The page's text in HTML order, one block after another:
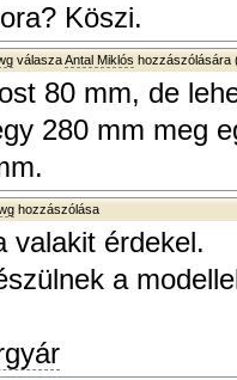
Köszi.
válaszaAntal Miklós hozzászólására
80 mm, de
280 mm meg
hozzászólása
valakit érdekel.
a